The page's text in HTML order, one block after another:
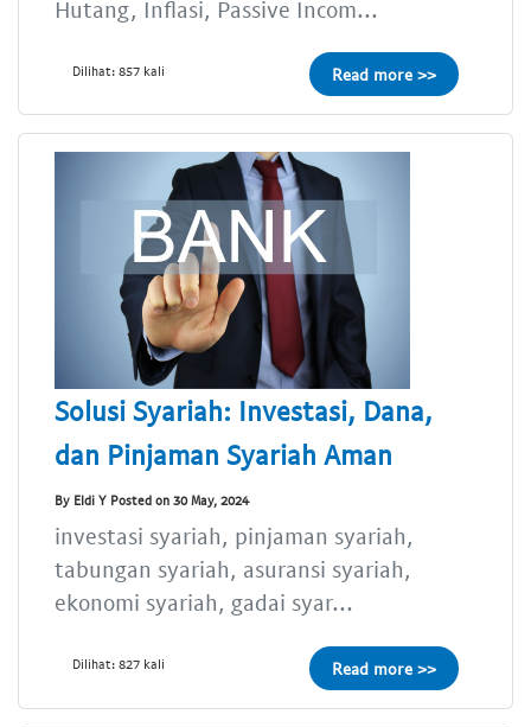
Hutang, Inflasi, Passive Incom...
Dilihat: 857 kali Read more >>
Solusi Syariah: Investasi, Dana,
dan Pinjaman Syariah Aman
By Eldi Y Posted on 30 May, 2024
investasi syariah, pinjaman syariah,
tabungan syariah, asuransi syariah,
ekonomi syariah, gadai syar...
Dilihat: 827 kali Read more >>